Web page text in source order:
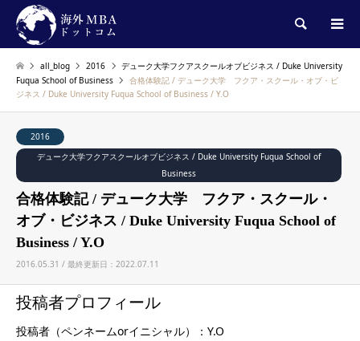
検索
all_blog 2016
デューク大学フクアスクールオブビジネス / Duke University
Fuqua School of Business
合格体験記 / デューク大学 フクア・スクール・オブ・ビ
ジネス / Duke University Fuqua School of Business / Y.O
2016
デューク大学フクアスクールオブビジネス / Duke University Fuqua School of
Business
合格体験記 / デューク大学 フクア・スクール・
オブ・ビジネス / Duke University Fuqua School of
Business / Y.O
2016.05.31 / 最終更新日：2022.07.11
投稿者プロフィール
投稿者（ペンネームorイニシャル）：Y.O